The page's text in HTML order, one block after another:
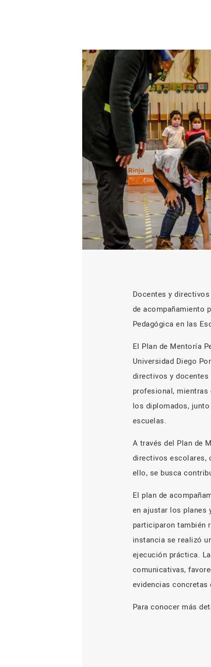
Docentes y
de acompañamiento
Pedagógica en las
El Plan de Mentoría
Universidad Diego
directivos y
profesional, mientras
los diplomados,
escuelas.
A través del Plan de
directivos escolares,
ello, se busca
El plan de
en ajustar los planes
participaron también
instancia se realizó
ejecución práctica.
comunicativas,
evidencias
Para conocer más